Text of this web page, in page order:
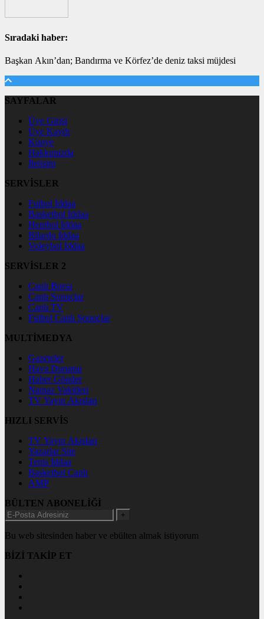
Sıradaki haber:
Başkan Akın’dan; Bandırma ve Körfez’de deniz taksi müjdesi
SAYFALAR
Üye Girişi
Üye Kaydı
Künye
Hakkımızda
İletişim
SERVİSLER
Futbol İddaa
Basketbol İddaa
Hentbol İddaa
Bilardo İddaa
Voleybol İddaa
SERVİSLER 2
Canlı Borsa
Canlı Sonuçlar
Canlı TV
Futbol Canlı Sonuçlar
MULTİMEDYA
Gazeteler
Hava Durumu
Haber Gönder
Namaz Vakitleri
TV Yayın Akışları
HIZLI SERVİS
TV Yayın Akışları
Yazarlar Site
Tenis İddaa
Basketbol Canlı
AMP
BÜLTEN ABONELİĞİ
+
Bu web sitesinden haber ve ebülten almak istiyorum
BİZİ TAKİP ET